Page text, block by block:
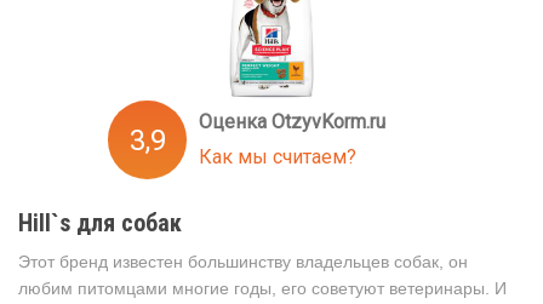
3,9
Оценка OtzyvKorm.ru
Как мы считаем?
Hill`s для собак
Этот бренд известен большинству владельцев собак, он
любим питомцами многие годы, его советуют ветеринары. И